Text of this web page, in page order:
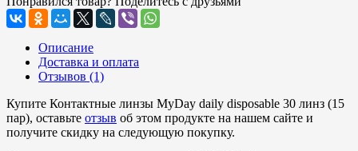
Описание
Доставка и оплата
Отзывов (1)
Купите Контактные линзы MyDay daily disposable 30 линз (15
пар), оставьте отзыв об этом продукте на нашем сайте и
получите скидку на следующую покупку.